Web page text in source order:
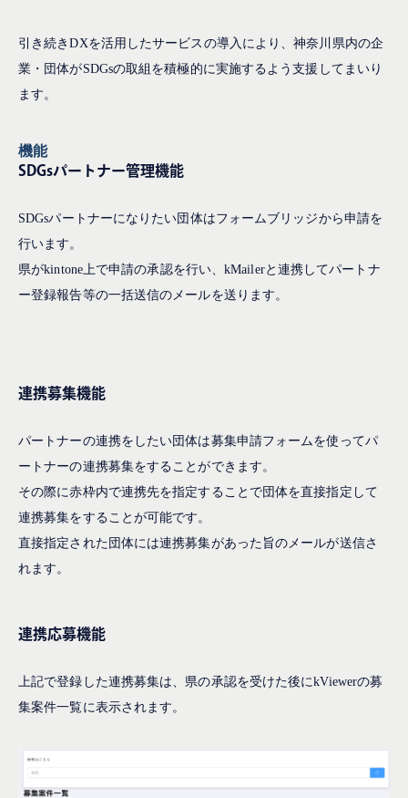
引き続きDXを活用したサービスの導入により、神奈川県内の企
業・団体がSDGsの取組を積極的に実施するよう支援してまいり
ます。
機能
SDGsパートナー管理機能
SDGsパートナーになりたい団体はフォームブリッジから申請を
行います。
県がkintone上で申請の承認を行い、kMailerと連携してパートナ
ー登録報告等の一括送信のメールを送ります。
連携募集機能
パートナーの連携をしたい団体は募集申請フォームを使ってパ
ートナーの連携募集をすることができます。
その際に赤枠内で連携先を指定することで団体を直接指定して
連携募集をすることが可能です。
直接指定された団体には連携募集があった旨のメールが送信さ
れます。
連携応募機能
上記で登録した連携募集は、県の承認を受けた後にkViewerの募
集案件一覧に表示されます。